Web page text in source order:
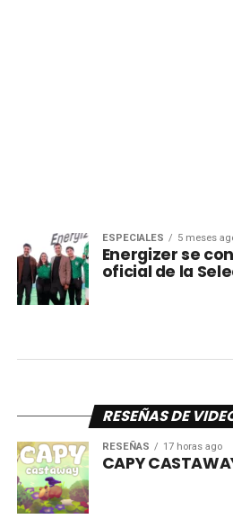
ESPECIALES 5 meses
Energizer se
oficial de la
RESEÑAS DE
RESEÑAS 17 horas ago
CAPY